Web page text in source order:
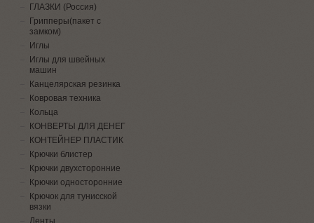
ГЛАЗКИ (Россия)
Грипперы(пакет с
замком)
Иглы
Иглы для швейных
машин
Канцелярская резинка
Ковровая техника
Кольца
КОНВЕРТЫ ДЛЯ ДЕНЕГ
КОНТЕЙНЕР ПЛАСТИК
Крючки блистер
Крючки двухсторонние
Крючки односторонние
Крючок для тунисской
вязки
Ленты